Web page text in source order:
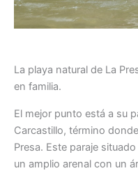
La playa natural de La
en familia.
El mejor punto está a su
Carcastillo, término
Presa. Este paraje
un amplio arenal con un